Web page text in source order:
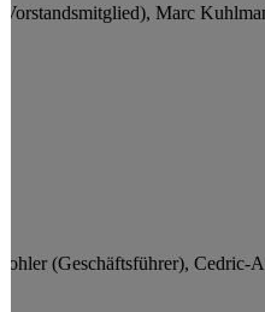
Marc
(Geschäftsführer), Cedric-